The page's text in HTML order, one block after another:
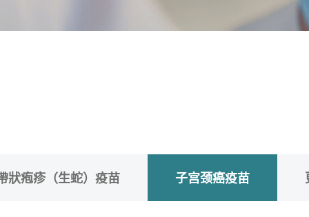
狀疱疹（生蛇）疫苗 子宫颈癌疫苗